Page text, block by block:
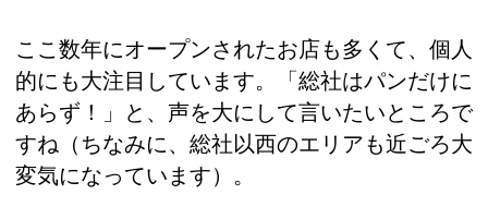
ここ数年にオープンされたお店も多くて、個人
的にも大注目しています。「総社はパンだけに
あらず！」と、声を大にして言いたいところで
すね（ちなみに、総社以西のエリアも近ごろ大
変気になっています）。